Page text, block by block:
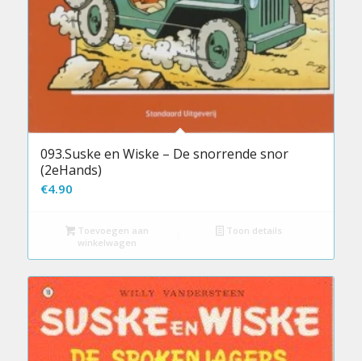
093.Suske en Wiske – De snorrende snor
(2eHands)
€4.90
Toevoegen aan
winkelwagen
Toon details